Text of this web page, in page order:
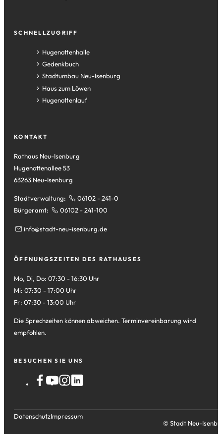
SCHNELLZUGRIFF
Hugenottenhalle
(Öffnet
in
einem
neuen
Tab)
Gedenkbuch
(Öffnet
in
einem
neuen
Stadtumbau Neu-Isenburg
(Öffnet
in
einem
Haus zum Löwen
(Öffnet
in
Tab)
Hugenottenlauf
(Öffnet
neuen
KONTAKT
Rathaus Neu-Isenburg
Hugenottenallee 53
63263 Neu-Isenburg
Stadtverwaltung:
06102 - 241-0
Bürgeramt:
06102 - 241-100
info stadt-neu-isenburg de
ÖFFNUNGSZEITEN DES RATHAUSES
Mo, Di, Do: 07:30 - 16:30 Uhr
Mi: 07:30 - 17:00 Uhr
Fr: 07:30 - 13:00 Uhr
Die Sprechzeiten können abweichen. Terminvereinbarung wird
empfohlen.
BESUCHEN SIE UNS
DatenschutzImpressum
© Stadt Neu-